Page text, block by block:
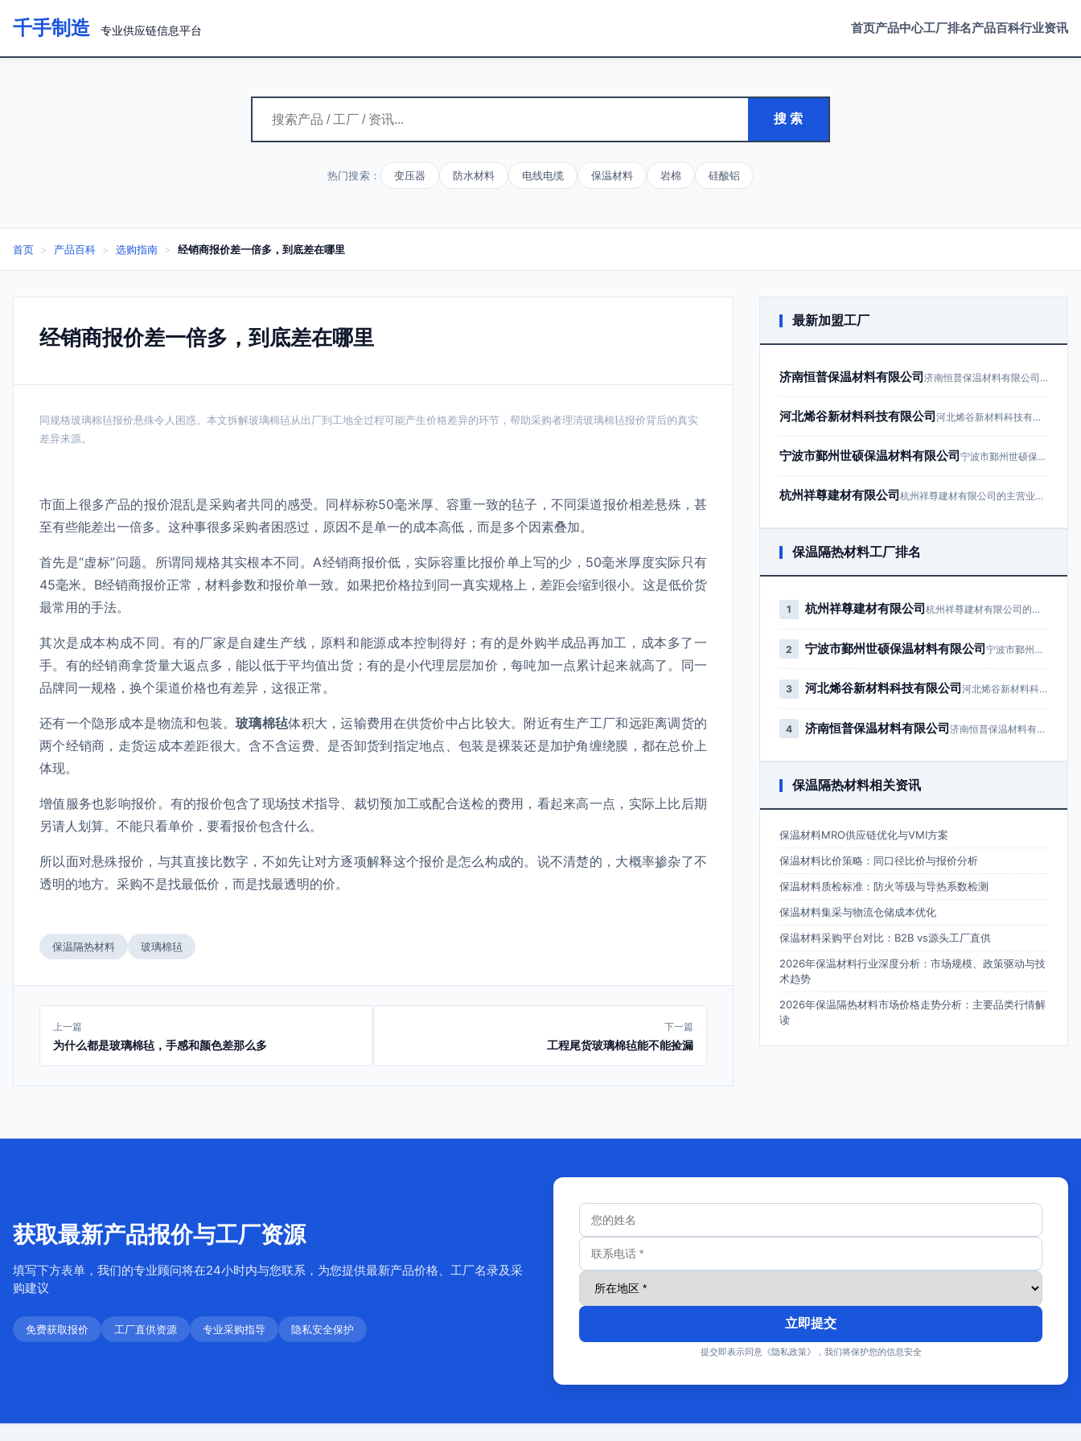
千手制造 专业供应链信息平台 首页产品中心工厂排名产品百科行业资讯
搜 索
热门搜索： 变压器 防水材料 电线电缆 保温材料 岩棉 硅酸铝
首页 > 产品百科 > 选购指南 > 经销商报价差一倍多，到底差在哪里
经销商报价差一倍多，到底差在哪里
同规格玻璃棉毡报价悬殊令人困惑。本文拆解玻璃棉毡从出厂到工地全过程可能产生价格差异的环节，帮助采购者理清玻璃棉毡报价背后的真实
差异来源。
市面上很多产品的报价混乱是采购者共同的感受。同样标称50毫米厚、容重一致的毡子，不同渠道报价相差悬殊，甚
至有些能差出一倍多。这种事很多采购者困惑过，原因不是单一的成本高低，而是多个因素叠加。
首先是“虚标”问题。所谓同规格其实根本不同。A经销商报价低，实际容重比报价单上写的少，50毫米厚度实际只有
45毫米。B经销商报价正常，材料参数和报价单一致。如果把价格拉到同一真实规格上，差距会缩到很小。这是低价货
最常用的手法。
其次是成本构成不同。有的厂家是自建生产线，原料和能源成本控制得好；有的是外购半成品再加工，成本多了一
手。有的经销商拿货量大返点多，能以低于平均值出货；有的是小代理层层加价，每吨加一点累计起来就高了。同一
品牌同一规格，换个渠道价格也有差异，这很正常。
还有一个隐形成本是物流和包装。玻璃棉毡体积大，运输费用在供货价中占比较大。附近有生产工厂和远距离调货的
两个经销商，走货运成本差距很大。含不含运费、是否卸货到指定地点、包装是裸装还是加护角缠绕膜，都在总价上
体现。
增值服务也影响报价。有的报价包含了现场技术指导、裁切预加工或配合送检的费用，看起来高一点，实际上比后期
另请人划算。不能只看单价，要看报价包含什么。
所以面对悬殊报价，与其直接比数字，不如先让对方逐项解释这个报价是怎么构成的。说不清楚的，大概率掺杂了不
透明的地方。采购不是找最低价，而是找最透明的价。
保温隔热材料 玻璃棉毡
上一篇
为什么都是玻璃棉毡，手感和颜色差那么多
下一篇
工程尾货玻璃棉毡能不能捡漏
最新加盟工厂
济南恒普保温材料有限公司 济南恒普保温材料有限公司成立于201…
河北烯谷新材料科技有限公司 河北烯谷新材料科技有限公司成立于20…
宁波市鄞州世硕保温材料有限公司 宁波市鄞州世硕保温材料有限公司成立于…
杭州祥尊建材有限公司 杭州祥尊建材有限公司的主营业务为建筑…
保温隔热材料工厂排名
1 杭州祥尊建材有限公司 杭州祥尊建材有限公司的主营业务为…
2 宁波市鄞州世硕保温材料有限公司 宁波市鄞州世硕保温材料有限公司成…
3 河北烯谷新材料科技有限公司 河北烯谷新材料科技有限公司成立于…
4 济南恒普保温材料有限公司 济南恒普保温材料有限公司成立于2…
保温隔热材料相关资讯
保温材料MRO供应链优化与VMI方案
保温材料比价策略：同口径比价与报价分析
保温材料质检标准：防火等级与导热系数检测
保温材料集采与物流仓储成本优化
保温材料采购平台对比：B2B vs源头工厂直供
2026年保温材料行业深度分析：市场规模、政策驱动与技
术趋势
2026年保温隔热材料市场价格走势分析：主要品类行情解
读
获取最新产品报价与工厂资源
填写下方表单，我们的专业顾问将在24小时内与您联系，为您提供最新产品价格、工厂名录及采
购建议
免费获取报价 工厂直供资源 专业采购指导 隐私安全保护 立即提交
提交即表示同意《隐私政策》，我们将保护您的信息安全